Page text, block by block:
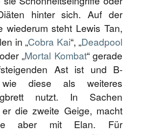
hinter sich. Auf der
wiederum steht Lewis Tan,
in „Cobra Kai“, „Deadpool
„Mortal Kombat“ gerade
Ast ist und B-
wie diese als weiteres
nutzt. In Sachen
die zweite Geige, macht
aber mit Elan. Für